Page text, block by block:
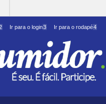
Ir para o login3 Ir para o rodapé4